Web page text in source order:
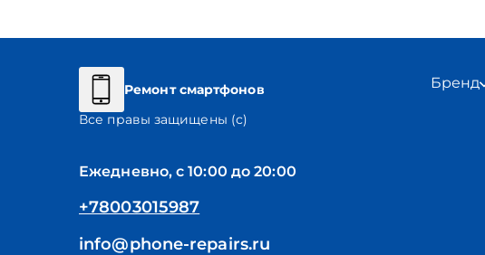
Ремонт смартфонов
Все правы защищены (с)
Ежедневно, с 10:00 до 20:00
+78003015987
info@phone-repairs.ru
Бренд